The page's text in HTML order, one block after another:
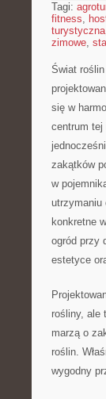
Tagi:
fitness,
turystyczna
zimowe,
Świat
się w
centrum
zakątków
w
utrzymaniu
konkretne
ogród przy
estetyce
rośliny, ale
marzą o
roślin.
wygodny